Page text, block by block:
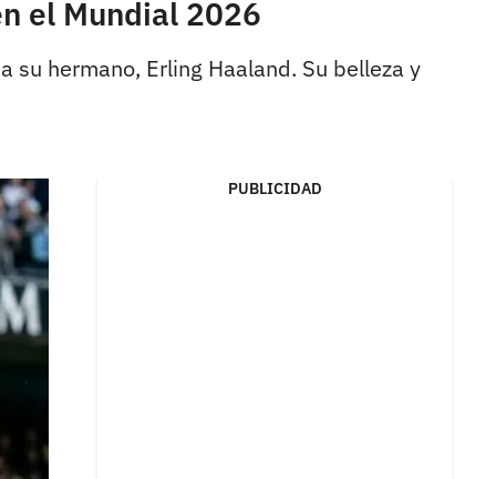
el Mundial 2026
hermano, Erling Haaland. Su belleza y
PUBLICIDAD